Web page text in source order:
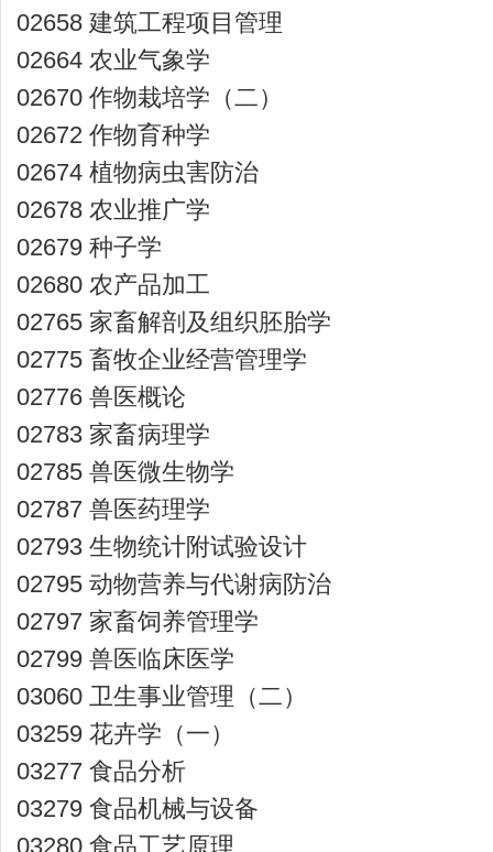
02658 建筑工程项目管理
02664 农业气象学
02670 作物栽培学（二）
02672 作物育种学
02674 植物病虫害防治
02678 农业推广学
02679 种子学
02680 农产品加工
02765 家畜解剖及组织胚胎学
02775 畜牧企业经营管理学
02776 兽医概论
02783 家畜病理学
02785 兽医微生物学
02787 兽医药理学
02793 生物统计附试验设计
02795 动物营养与代谢病防治
02797 家畜饲养管理学
02799 兽医临床医学
03060 卫生事业管理（二）
03259 花卉学（一）
03277 食品分析
03279 食品机械与设备
03280 食品工艺原理